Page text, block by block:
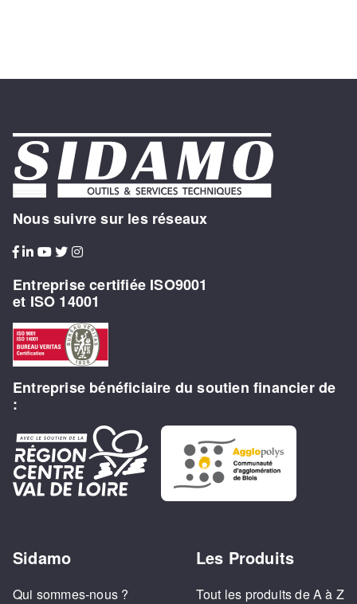
Nous suivre sur les réseaux
Entreprise certifiée ISO9001
et ISO 14001
Entreprise bénéficiaire du soutien financier de
:
Sidamo
Qui sommes-nous ?
Les Produits
Tout les produits de A à Z